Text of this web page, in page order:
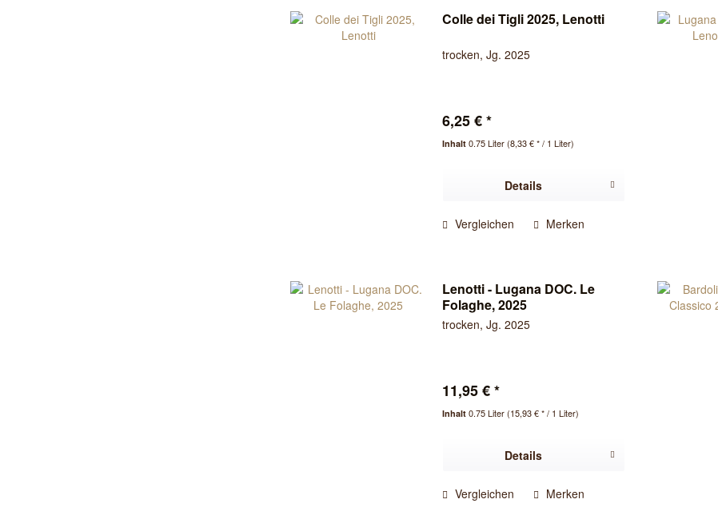
Colle dei Tigli 2025, Lenotti
trocken, Jg. 2025
6,25 € *
Inhalt0.75 Liter(8,33 € * / 1 Liter)
Details
Vergleichen Merken
Lenotti - Lugana DOC. Le
Folaghe, 2025
trocken, Jg. 2025
11,95 € *
Inhalt0.75 Liter(15,93 € * / 1 Liter)
Details
Vergleichen Merken